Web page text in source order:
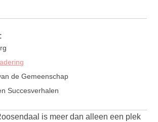
de Gemeenschap
Succesverhalen
is meer dan alleen een plek